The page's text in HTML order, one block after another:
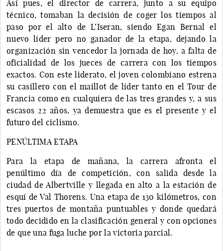
Así pues, el director de carrera, junto a su equipo
técnico, tomaban la decisión de coger los tiempos al
paso por el alto de L’Iseran, siendo Egan Bernal el
nuevo líder pero no ganador de la etapa, dejando la
organización sin vencedor la jornada de hoy, a falta de
oficialidad de los jueces de carrera con los tiempos
exactos. Con este liderato, el joven colombiano estrena
su casillero con el maillot de líder tanto en el Tour de
Francia como en cualquiera de las tres grandes y, a sus
escasos 22 años, ya demuestra que es el presente y el
futuro del ciclismo.
PENÚLTIMA ETAPA
Para la etapa de mañana, la carrera afronta el
penúltimo día de competición, con salida desde la
ciudad de Albertville y llegada en alto a la estación de
esquí de Val Thorens. Una etapa de 130 kilómetros, con
tres puertos de montaña puntuables y donde quedará
todo decidido en la clasificación general y con opciones
de que una fuga luche por la victoria parcial.